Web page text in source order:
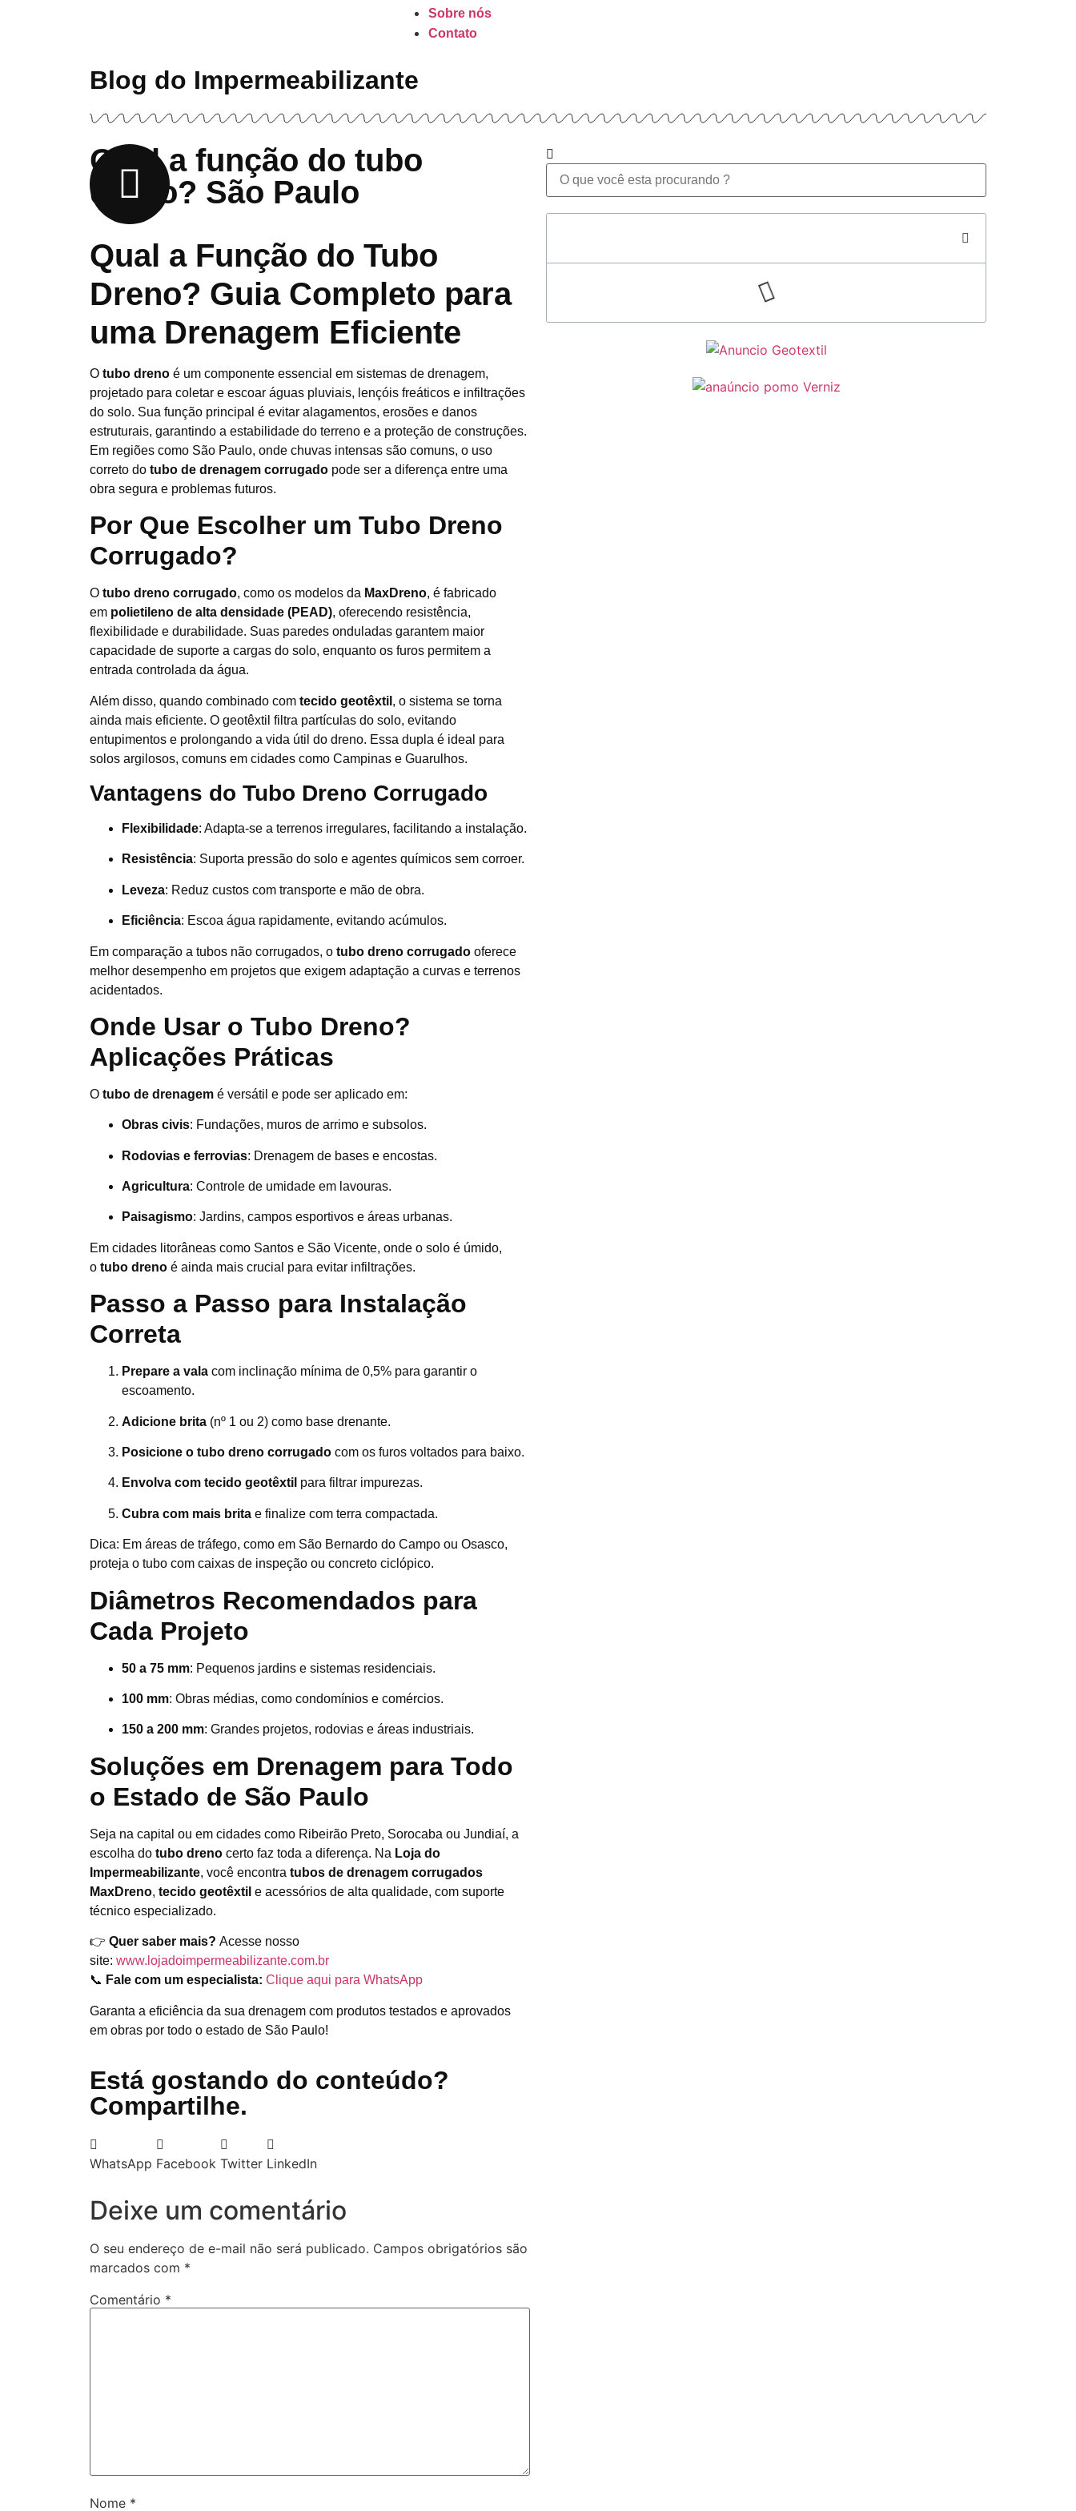
Sobre nós
Contato
Blog do Impermeabilizante
Qual a função do tubo
dreno? São Paulo
Qual a Função do Tubo
Dreno? Guia Completo para
uma Drenagem Eficiente
O tubo dreno é um componente essencial em sistemas de drenagem,
projetado para coletar e escoar águas pluviais, lençóis freáticos e infiltrações
do solo. Sua função principal é evitar alagamentos, erosões e danos
estruturais, garantindo a estabilidade do terreno e a proteção de construções.
Em regiões como São Paulo, onde chuvas intensas são comuns, o uso
correto do tubo de drenagem corrugado pode ser a diferença entre uma
obra segura e problemas futuros.
Por Que Escolher um Tubo Dreno
Corrugado?
O tubo dreno corrugado, como os modelos da MaxDreno, é fabricado
em polietileno de alta densidade (PEAD), oferecendo resistência,
flexibilidade e durabilidade. Suas paredes onduladas garantem maior
capacidade de suporte a cargas do solo, enquanto os furos permitem a
entrada controlada da água.
Além disso, quando combinado com tecido geotêxtil , o sistema se torna
ainda mais eficiente. O geotêxtil filtra partículas do solo, evitando
entupimentos e prolongando a vida útil do dreno. Essa dupla é ideal para
solos argilosos, comuns em cidades como Campinas e Guarulhos.
Vantagens do Tubo Dreno Corrugado
Flexibilidade: Adapta-se a terrenos irregulares, facilitando a instalação.
Resistência: Suporta pressão do solo e agentes químicos sem corroer.
Leveza: Reduz custos com transporte e mão de obra.
Eficiência: Escoa água rapidamente, evitando acúmulos.
Em comparação a tubos não corrugados, o tubo dreno corrugado oferece
melhor desempenho em projetos que exigem adaptação a curvas e terrenos
acidentados.
Onde Usar o Tubo Dreno?
Aplicações Práticas
O tubo de drenagem é versátil e pode ser aplicado em:
Obras civis: Fundações, muros de arrimo e subsolos.
Rodovias e ferrovias: Drenagem de bases e encostas.
Agricultura: Controle de umidade em lavouras.
Paisagismo: Jardins, campos esportivos e áreas urbanas.
Em cidades litorâneas como Santos e São Vicente, onde o solo é úmido,
o tubo dreno é ainda mais crucial para evitar infiltrações.
Passo a Passo para Instalação
Correta
Prepare a vala com inclinação mínima de 0,5% para garantir o
escoamento.
Adicione brita (nº 1 ou 2) como base drenante.
Posicione o tubo dreno corrugado com os furos voltados para baixo.
Envolva com tecido geotêxtil para filtrar impurezas.
Cubra com mais brita e finalize com terra compactada.
Dica: Em áreas de tráfego, como em São Bernardo do Campo ou Osasco,
proteja o tubo com caixas de inspeção ou concreto ciclópico.
Diâmetros Recomendados para
Cada Projeto
50 a 75 mm: Pequenos jardins e sistemas residenciais.
100 mm: Obras médias, como condomínios e comércios.
150 a 200 mm: Grandes projetos, rodovias e áreas industriais.
Soluções em Drenagem para Todo
o Estado de São Paulo
Seja na capital ou em cidades como Ribeirão Preto, Sorocaba ou Jundiaí, a
escolha do tubo dreno certo faz toda a diferença. Na Loja do
Impermeabilizante, você encontra tubos de drenagem corrugados
MaxDreno, tecido geotêxtil e acessórios de alta qualidade, com suporte
técnico especializado.
👉 Quer saber mais? Acesse nosso
site: www.lojadoimpermeabilizante.com.br
📞 Fale com um especialista: Clique aqui para WhatsApp
Garanta a eficiência da sua drenagem com produtos testados e aprovados
em obras por todo o estado de São Paulo!
Está gostando do conteúdo?
Compartilhe.
WhatsApp Facebook Twitter LinkedIn
Deixe um comentário
O seu endereço de e-mail não será publicado. Campos obrigatórios são
marcados com *
Comentário *
Nome *